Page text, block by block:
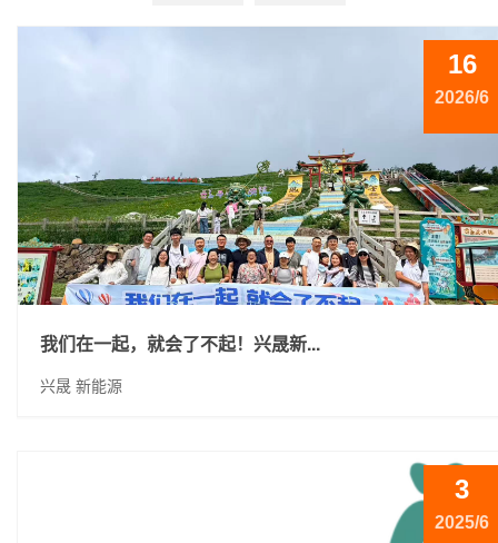
16
2026/6
我们在一起，就会了不起！兴晟新...
兴晟 新能源
3
2025/6